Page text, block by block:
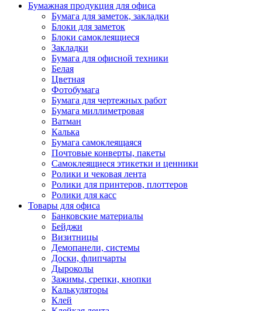
Бумажная продукция для офиса
Бумага для заметок, закладки
Блоки для заметок
Блоки самоклеящиеся
Закладки
Бумага для офисной техники
Белая
Цветная
Фотобумага
Бумага для чертежных работ
Бумага миллиметровая
Ватман
Калька
Бумага самоклеящаяся
Почтовые конверты, пакеты
Самоклеящиеся этикетки и ценники
Ролики и чековая лента
Ролики для принтеров, плоттеров
Ролики для касс
Товары для офиса
Банковские материалы
Бейджи
Визитницы
Демопанели, системы
Доски, флипчарты
Дыроколы
Зажимы, срепки, кнопки
Калькуляторы
Клей